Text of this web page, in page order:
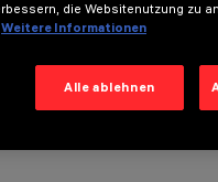
die Websitenutzung zu
Weitere Informationen
Alle ablehnen